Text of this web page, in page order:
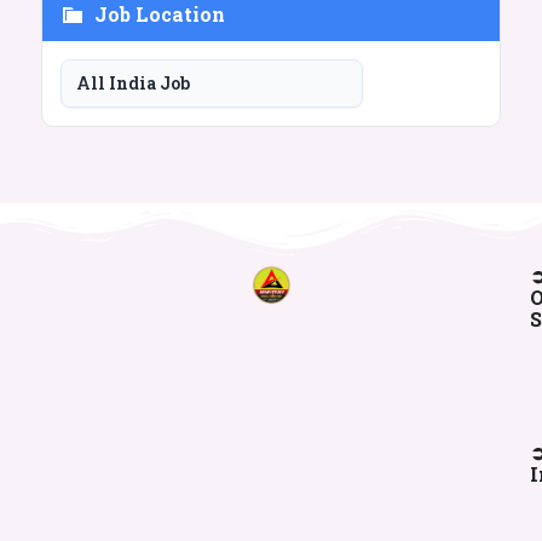
Job Location
All India Job